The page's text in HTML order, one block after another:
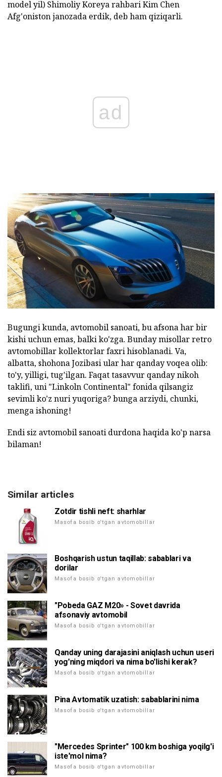
model yil) Shimoliy Koreya rahbari Kim Chen
Afg'oniston janozada erdik, deb ham qiziqarli.
ad
Bugungi kunda, avtomobil sanoati, bu afsona har bir
kishi uchun emas, balki ko'zga. Bunday misollar retro
avtomobillar kollektorlar faxri hisoblanadi. Va,
albatta, shohona Jozibasi ular har qanday voqea olib:
to'y, yilligi, tug'ilgan. Faqat tasavvur qanday nikoh
taklifi, uni "Linkoln Continental" fonida qilsangiz
sevimli ko'z nuri yuqoriga? bunga arziydi, chunki,
menga ishoning!
Endi siz avtomobil sanoati durdona haqida ko'p narsa
bilaman!
Similar articles
Zotdir tishli neft: sharhlar
Masofa bosib o'tgan avtomobillar
Boshqarish ustun taqillab: sabablari va
dorilar
Masofa bosib o'tgan avtomobillar
"Pobeda GAZ M20» - Sovet davrida
afsonaviy avtomobil
Masofa bosib o'tgan avtomobillar
Qanday uning darajasini aniqlash uchun useri
yog'ning miqdori va nima bo'lishi kerak?
Masofa bosib o'tgan avtomobillar
Pina Avtomatik uzatish: sabablarini nima
Masofa bosib o'tgan avtomobillar
"Mercedes Sprinter" 100 km boshiga yoqilg'i
iste'mol nima?
Masofa bosib o'tgan avtomobillar